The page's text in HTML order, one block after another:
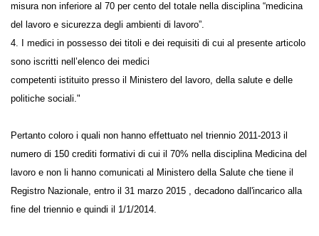
misura non inferiore al 70 per cento del totale nella disciplina
“medicina del lavoro e sicurezza degli ambienti di lavoro”.
4. I medici in possesso dei titoli e dei requisiti di cui al presente articolo
sono iscritti nell’elenco dei medici
competenti istituito presso il Ministero del lavoro, della salute e delle
politiche sociali."
Pertanto coloro i quali non hanno effettuato nel triennio 2011-2013 il
numero di 150 crediti formativi di cui il 70% nella disciplina Medicina
del lavoro e non li hanno comunicati al Ministero della Salute che tiene
il Registro Nazionale, entro il 31 marzo 2015 , decadono dall'incarico
alla fine del triennio e quindi il 1/1/2014.